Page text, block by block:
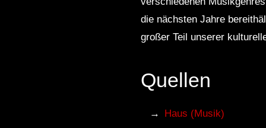
die nächsten Jahre
großer Teil unserer
Quellen
Haus (Musik)